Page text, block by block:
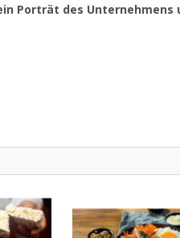
ein Porträt des